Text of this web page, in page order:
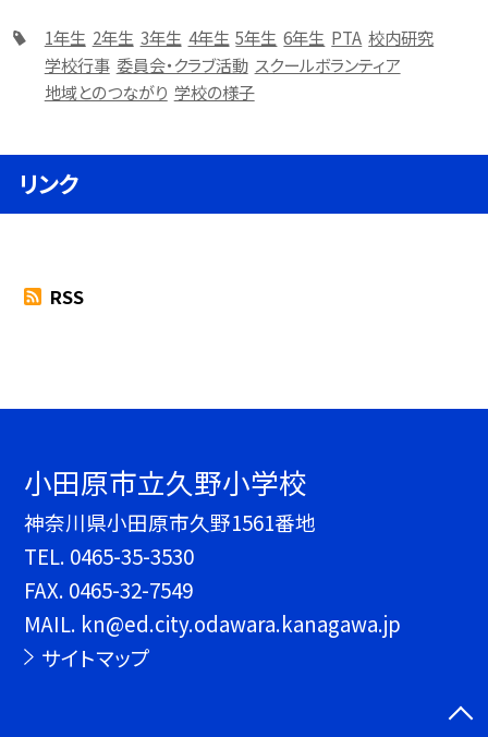
1年生 2年生 3年生 4年生 5年生 6年生 PTA 校内研究
学校行事 委員会・クラブ活動 スクールボランティア
地域とのつながり 学校の様子
リンク
RSS
小田原市立久野小学校
神奈川県小田原市久野1561番地
TEL. 0465-35-3530
FAX. 0465-32-7549
MAIL. kn@ed.city.odawara.kanagawa.jp
サイトマップ